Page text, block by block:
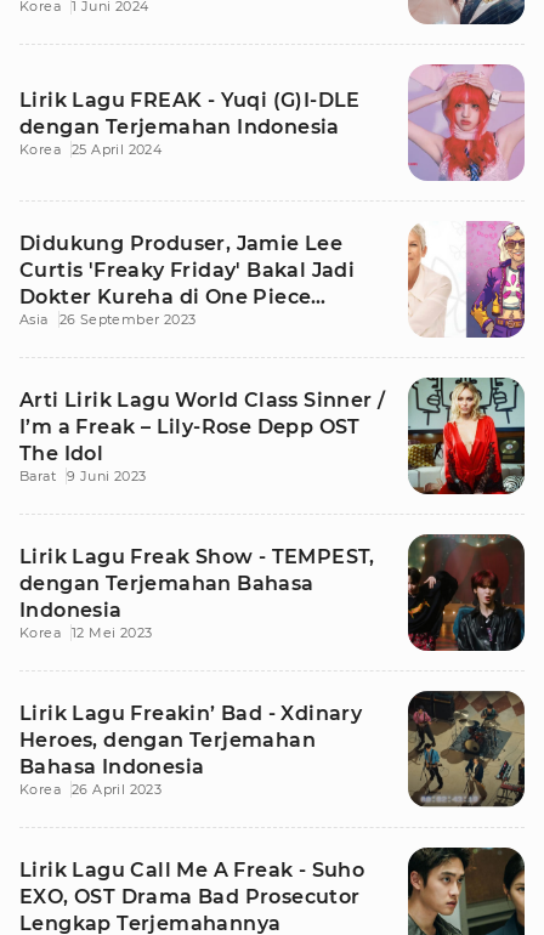
Korea 1 Juni 2024
Lirik Lagu FREAK - Yuqi (G)I-DLE
dengan Terjemahan Indonesia
Korea 25 April 2024
Didukung Produser, Jamie Lee
Curtis 'Freaky Friday' Bakal Jadi
Dokter Kureha di One Piece
Season 2?
Asia 26 September 2023
Arti Lirik Lagu World Class Sinner /
I’m a Freak – Lily-Rose Depp OST
The Idol
Barat 9 Juni 2023
Lirik Lagu Freak Show - TEMPEST,
dengan Terjemahan Bahasa
Indonesia
Korea 12 Mei 2023
Lirik Lagu Freakin’ Bad - Xdinary
Heroes, dengan Terjemahan
Bahasa Indonesia
Korea 26 April 2023
Lirik Lagu Call Me A Freak - Suho
EXO, OST Drama Bad Prosecutor
Lengkap Terjemahannya